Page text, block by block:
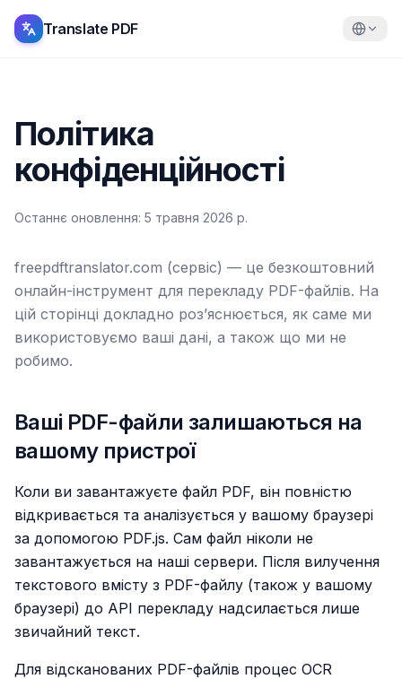
Translate PDF
Політика
конфіденційності
Останнє оновлення: 5 травня 2026 р.
freepdftranslator.com (сервіс) — це безкоштовний
онлайн-інструмент для перекладу PDF-файлів. На
цій сторінці докладно роз’яснюється, як саме ми
використовуємо ваші дані, а також що ми не
робимо.
Ваші PDF-файли залишаються на
вашому пристрої
Коли ви завантажуєте файл PDF, він повністю
відкривається та аналізується у вашому браузері
за допомогою PDF.js. Сам файл ніколи не
завантажується на наші сервери. Після вилучення
текстового вмісту з PDF-файлу (також у вашому
браузері) до API перекладу надсилається лише
звичайний текст.
Для відсканованих PDF-файлів процес OCR